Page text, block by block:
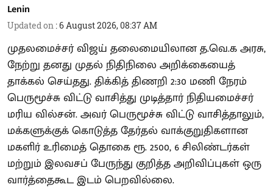
Lenin
Updated on :6 August 2026, 08:37 AM
முதலமைச்சர் விஜய் தலைமையிலான த.வெ.க அரசு,
நேற்று தனது முதல் நிதிநிலை அறிக்கையைத்
தாக்கல் செய்தது. திக்கித் திணறி 2:30 மணி நேரம்
பெருமூச்சு விட்டு வாசித்து முடித்தார் நிதியமைச்சர்
மரிய வில்சன். அவர் பெருமூச்சு விட்டு வாசித்தாலும்,
மக்களுக்குக் கொடுத்த தேர்தல் வாக்குறுதிகளான
மகளிர் உரிமைத் தொகை ரூ. 2500, 6 சிலிண்டர்கள்
மற்றும் இலவசப் பேருந்து குறித்த அறிவிப்புகள் ஒரு
வார்த்தைகூட இடம் பெறவில்லை.